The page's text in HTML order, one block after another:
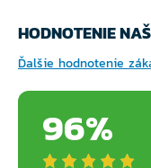
HODNOTENIE
Ďalšie hodnotenie
96%